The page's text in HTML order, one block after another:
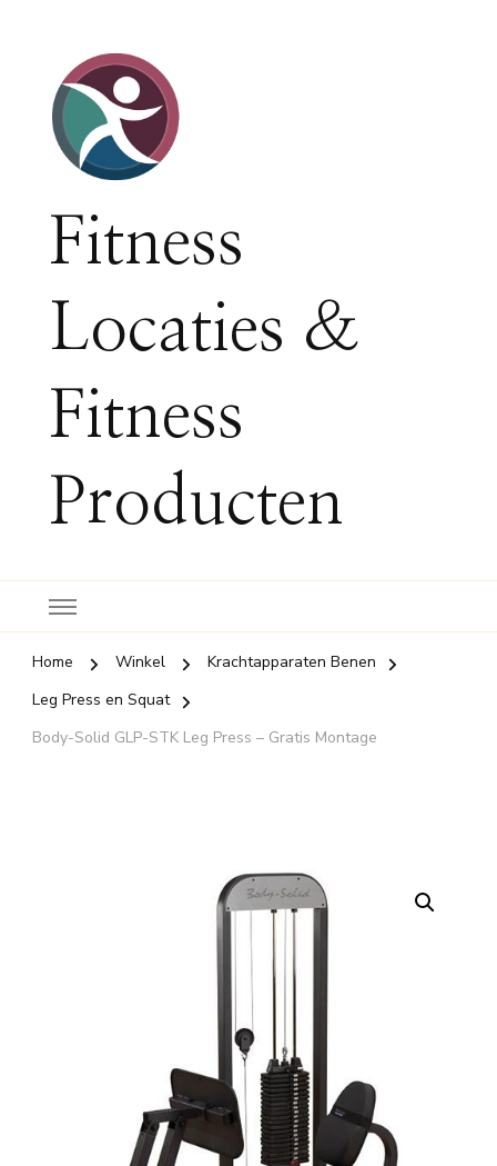
Fitness
Locaties &
Fitness
Producten
Home Winkel
Krachtapparaten Benen
Leg Press en Squat
Body-Solid GLP-STK Leg Press – Gratis Montage